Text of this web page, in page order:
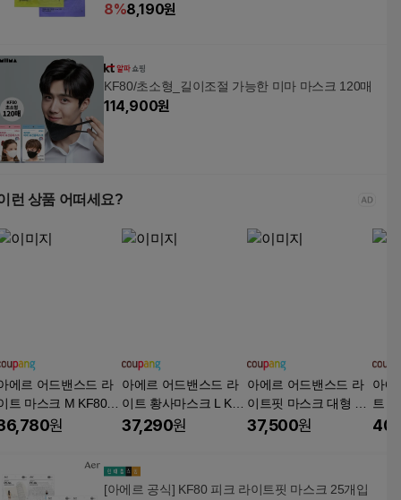
8%8,190원
KF80/초소형_길이조절 가능한 미마 마스크 120매
114,900원
런 상품 어떠세요?
에르 어드밴스드 라
트 마스크 M KF80, 1
입, 50개, 화이트
원
아에르 어드밴스드 라
이트 황사마스크 L KF8
0, 1개입, 50개, 화이트
37,290원
아에르 어드밴스드 라
이트핏 마스크 대형 KF
80, 1개입, 50개, 베이
37,500원
아에
트
형
[아에르 공식] KF80 피크 라이트핏 마스크 25개입